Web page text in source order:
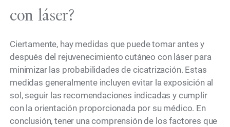
con láser?
Ciertamente, hay medidas que puede tomar antes y
después del rejuvenecimiento cutáneo con láser para
minimizar las probabilidades de cicatrización. Estas
medidas generalmente incluyen evitar la exposición al
sol, seguir las recomendaciones indicadas y cumplir
con la orientación proporcionada por su médico. En
conclusión, tener una comprensión de los factores que